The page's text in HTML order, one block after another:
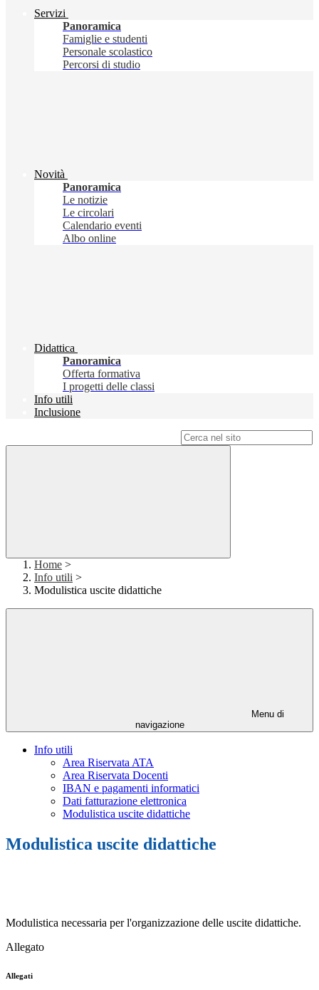
Servizi
Panoramica
Famiglie e studenti
Personale scolastico
Percorsi di studio
Novità
Panoramica
Le notizie
Le circolari
Calendario eventi
Albo online
Didattica
Panoramica
Offerta formativa
I progetti delle classi
Info utili
Inclusione
Home >
Info utili >
Modulistica uscite didattiche
Menu di
navigazione
Info utili
Area Riservata ATA
Area Riservata Docenti
IBAN e pagamenti informatici
Dati fatturazione elettronica
Modulistica uscite didattiche
Modulistica uscite didattiche
Modulistica necessaria per l'organizzazione delle uscite didattiche.
Allegato
Allegati